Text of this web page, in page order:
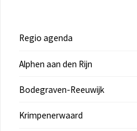
Regio agenda
Alphen aan den Rijn
Bodegraven-Reeuwijk
Krimpenerwaard